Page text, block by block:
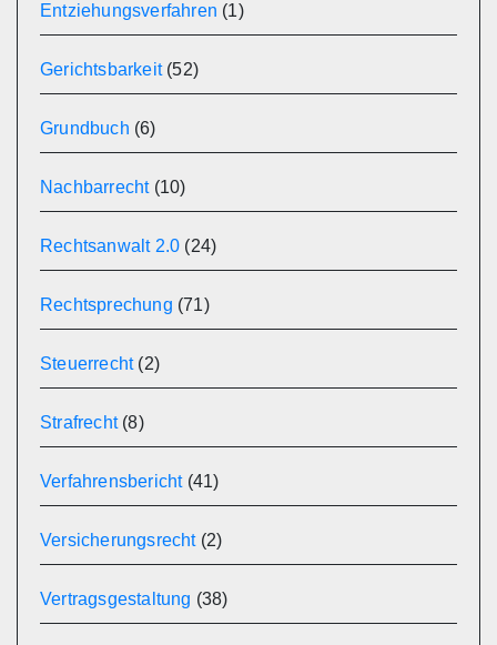
Entziehungsverfahren (1)
Gerichtsbarkeit(52)
Grundbuch (6)
Nachbarrecht(10)
Rechtsanwalt 2.0 (24)
Rechtsprechung (71)
Steuerrecht(2)
Strafrecht(8)
Verfahrensbericht(41)
Versicherungsrecht(2)
Vertragsgestaltung (38)